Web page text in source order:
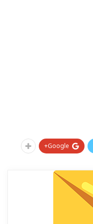
Google+